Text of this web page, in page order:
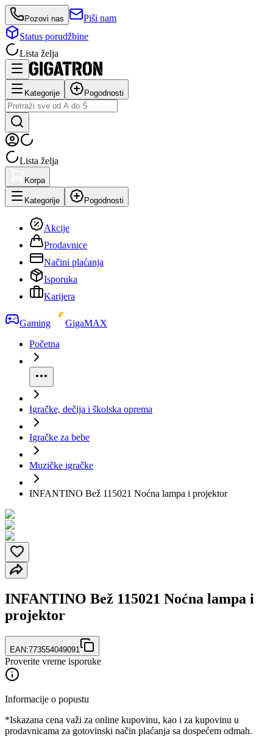
Pozovi nas
Piši nam
Status porudžbine
Lista želja
Kategorije Pogodnosti
Lista želja
Korpa
Kategorije Pogodnosti
Akcije
Prodavnice
Načini plaćanja
Isporuka
Karijera
Gaming
GigaMAX
Početna
Igračke, dečija i školska oprema
Igračke za bebe
Muzičke igračke
INFANTINO Bež 115021 Noćna lampa i projektor
INFANTINO Bež 115021 Noćna lampa i
projektor
EAN:773554049091
Proverite vreme isporuke
Informacije o popustu
*Iskazana cena važi za online kupovinu, kao i za kupovinu u
prodavnicama za gotovinski način plaćanja sa dospećem odmah.